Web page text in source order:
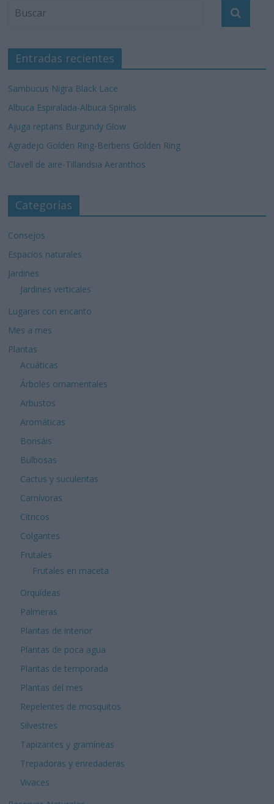
Entradas recientes
Sambucus Nigra Black Lace
Albuca Espiralada-Albuca Spiralis
Ajuga reptans Burgundy Glow
Agradejo Golden Ring-Berberis Golden Ring
Clavell de aire-Tillandsia Aeranthos
Categorías
Consejos
Espacios naturales
Jardines
Jardines verticales
Lugares con encanto
Mes a mes
Plantas
Acuáticas
Árboles ornamentales
Arbustos
Aromáticas
Bonsáis
Bulbosas
Cactus y suculentas
Carnívoras
Cítricos
Colgantes
Frutales
Frutales en maceta
Orquídeas
Palmeras
Plantas de interior
Plantas de poca agua
Plantas de temporada
Plantas del mes
Repelentes de mosquitos
Silvestres
Tapizantes y gramíneas
Trepadoras y enredaderas
Vivaces